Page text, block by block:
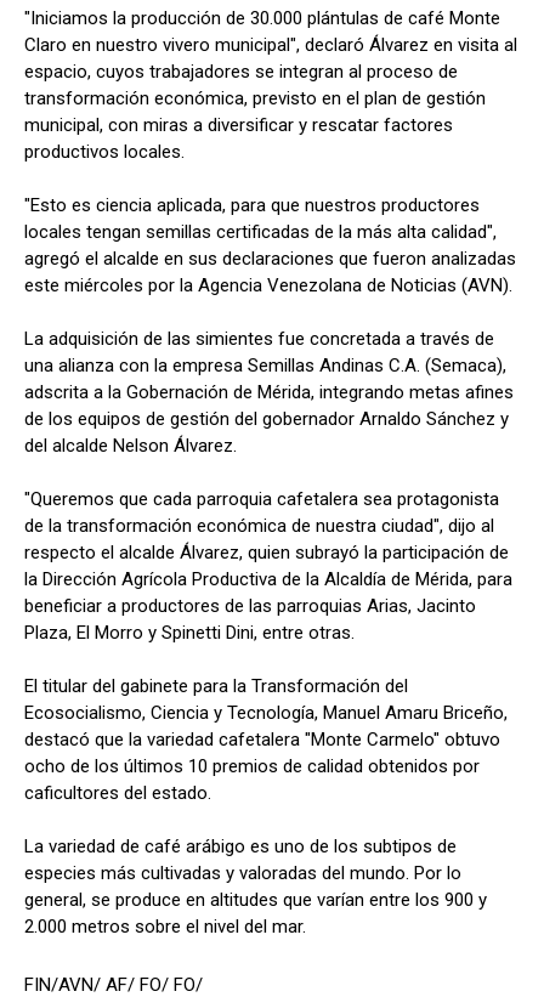
"Iniciamos la producción de 30.000 plántulas de café Monte
Claro en nuestro vivero municipal", declaró Álvarez en visita al
espacio, cuyos trabajadores se integran al proceso de
transformación económica, previsto en el plan de gestión
municipal, con miras a diversificar y rescatar factores
productivos locales.
"Esto es ciencia aplicada, para que nuestros productores
locales tengan semillas certificadas de la más alta calidad",
agregó el alcalde en sus declaraciones que fueron analizadas
este miércoles por la Agencia Venezolana de Noticias (AVN).
La adquisición de las simientes fue concretada a través de
una alianza con la empresa Semillas Andinas C.A. (Semaca),
adscrita a la Gobernación de Mérida, integrando metas afines
de los equipos de gestión del gobernador Arnaldo Sánchez y
del alcalde Nelson Álvarez.
"Queremos que cada parroquia cafetalera sea protagonista
de la transformación económica de nuestra ciudad", dijo al
respecto el alcalde Álvarez, quien subrayó la participación de
la Dirección Agrícola Productiva de la Alcaldía de Mérida, para
beneficiar a productores de las parroquias Arias, Jacinto
Plaza, El Morro y Spinetti Dini, entre otras.
El titular del gabinete para la Transformación del
Ecosocialismo, Ciencia y Tecnología, Manuel Amaru Briceño,
destacó que la variedad cafetalera "Monte Carmelo" obtuvo
ocho de los últimos 10 premios de calidad obtenidos por
caficultores del estado.
La variedad de café arábigo es uno de los subtipos de
especies más cultivadas y valoradas del mundo. Por lo
general, se produce en altitudes que varían entre los 900 y
2.000 metros sobre el nivel del mar.
FIN/AVN/ AF/ FO/ FO/